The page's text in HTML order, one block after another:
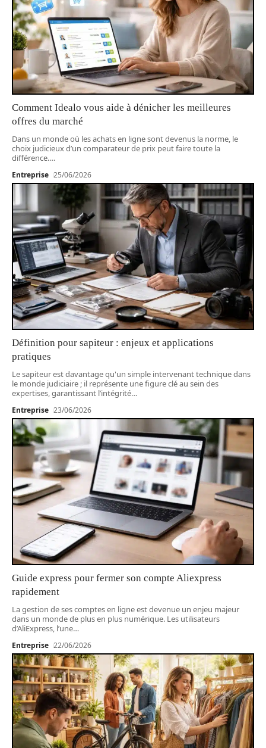
Comment Idealo vous aide à dénicher les meilleures
offres du marché
Dans un monde où les achats en ligne sont devenus la norme, le
choix judicieux d’un comparateur de prix peut faire toute la
différence.…
Entreprise 25/06/2026
Définition pour sapiteur : enjeux et applications
pratiques
Le sapiteur est davantage qu'un simple intervenant technique dans
le monde judiciaire ; il représente une figure clé au sein des
expertises, garantissant l’intégrité…
Entreprise 23/06/2026
Guide express pour fermer son compte Aliexpress
rapidement
La gestion de ses comptes en ligne est devenue un enjeu majeur
dans un monde de plus en plus numérique. Les utilisateurs
d’AliExpress, l’une…
Entreprise 22/06/2026